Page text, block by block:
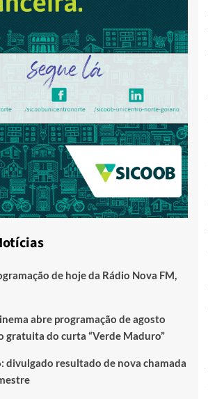
de hoje da Rádio Nova FM,
abre programação de agosto
gratuita do curta “Verde Maduro”
divulgado resultado de nova chamada